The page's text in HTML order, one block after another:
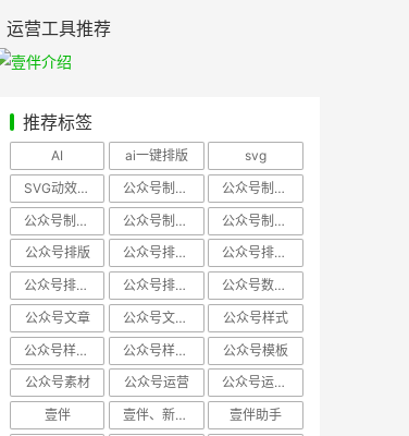
运营工具推荐
推荐标签
AI ai一键排版
svg
SVG动效样式
公众号制作、公众号排版
公众号制作、公众号模板
公众号制作、微信编辑器
公众号制作，公众号排版
公众号制作，公众号排版、微信编辑器
公众号排版
公众号排版，公众号模板
公众号排版，公众号素材
公众号排版，微信编辑器
公众号排版，排版样式
公众号数据分析
公众号文章
公众号文章、公众号运营
公众号样式
公众号样式，微信公众号排版
公众号样式，微信编辑器
公众号模板
公众号素材
公众号运营
公众号运营，公众号编辑器
壹伴
壹伴、新媒体运营
壹伴助手